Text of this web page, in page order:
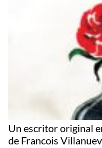
Un escritor original
de Francois